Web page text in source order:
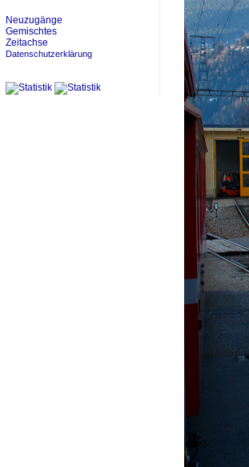
Neuzugänge
Gemischtes
Zeitachse
Datenschutzerklärung